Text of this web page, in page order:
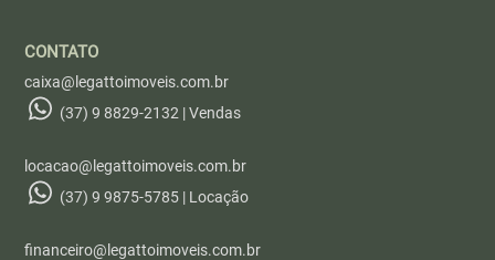
CONTATO
caixa@legattoimoveis.com.br
(37) 9 8829-2132 | Vendas
locacao@legattoimoveis.com.br
(37) 9 9875-5785 | Locação
financeiro@legattoimoveis.com.br